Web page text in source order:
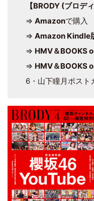
【BRODY (ブロデ
⇒ Amazonで購入
⇒ Amazon Kindle
⇒ HMV＆BOOKS
⇒ HMV＆BOOKS
6・山下瞳月ポスト